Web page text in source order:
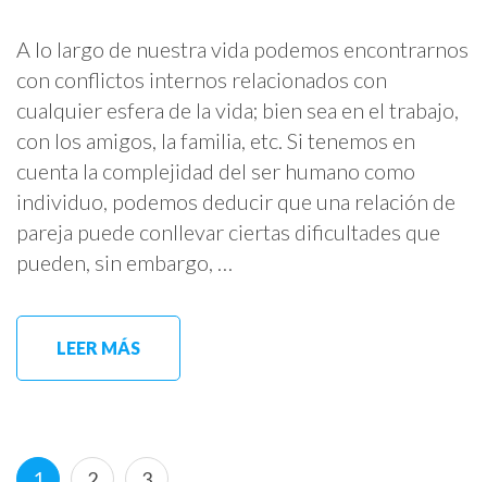
A lo largo de nuestra vida podemos encontrarnos
con conflictos internos relacionados con
cualquier esfera de la vida; bien sea en el trabajo,
con los amigos, la familia, etc. Si tenemos en
cuenta la complejidad del ser humano como
individuo, podemos deducir que una relación de
pareja puede conllevar ciertas dificultades que
pueden, sin embargo, …
LEER MÁS
Paginación